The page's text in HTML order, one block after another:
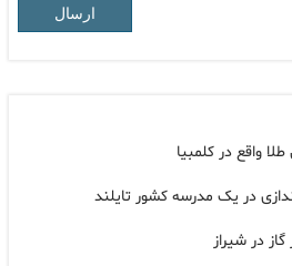
ارسال
واقع در کلمبیا
در شیراز